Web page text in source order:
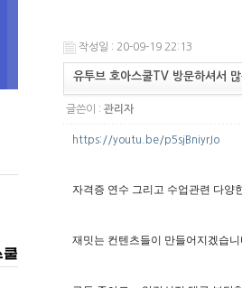
작성일 : 20-09-19 22:13
유투브 호아스쿨TV 방문하셔서
글쓴이 : 관리자
https://youtu.be/p5sjBniyrJo
자격증 연수 그리고 수업관련 다양
재밋는 컨텐츠들이 만들어지겠습